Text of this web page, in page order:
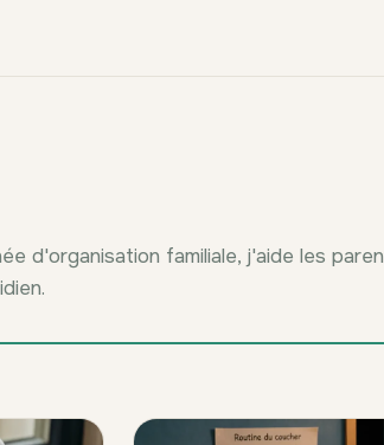
d'organisation familiale, j'aide les